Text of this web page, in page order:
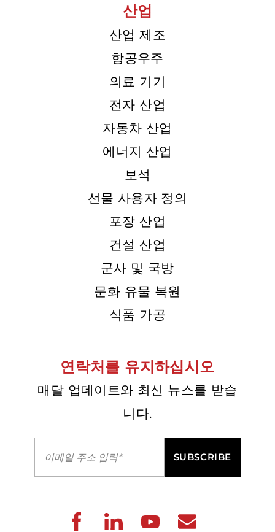
산업
산업 제조
항공우주
의료 기기
전자 산업
자동차 산업
에너지 산업
보석
선물 사용자 정의
포장 산업
건설 산업
군사 및 국방
문화 유물 복원
식품 가공
연락처를 유지하십시오
매달 업데이트와 최신 뉴스를 받습
니다.